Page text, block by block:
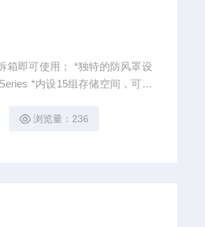
*独特的防风罩设
，可存
浏览量：236